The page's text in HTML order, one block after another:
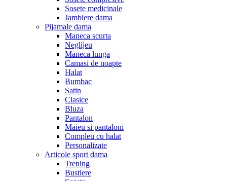
Sosete medicinale
Jambiere dama
Pijamale dama
Maneca scurta
Neglijeu
Maneca lunga
Camasi de noapte
Halat
Bumbac
Satin
Clasice
Bluza
Pantalon
Maieu si pantaloni
Compleu cu halat
Personalizate
Articole sport dama
Trening
Bustiere